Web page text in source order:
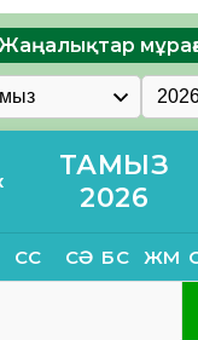
ТАМЫЗ
2026
СС СӘ БС ЖМ